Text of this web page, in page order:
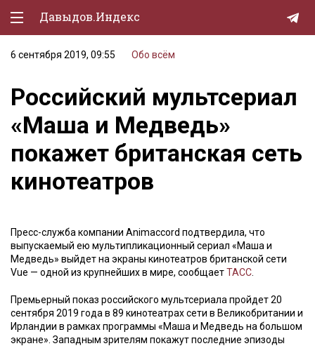
Давыдов.Индекс
Политическая жизнь
Экономика
Природа
Образование
Спорт
Lifestyle
Мурзилка
6 сентября 2019, 09:55 Обо всём
Российский мультсериал
«Маша и Медведь»
покажет британская сеть
кинотеатров
Пресс-служба компании Animaccord подтвердила, что
выпускаемый ею мультипликационный сериал «Маша и
Медведь» выйдет на экраны кинотеатров британской сети
Vue — одной из крупнейших в мире, сообщаетТАСС
Премьерный показ российского мультсериала пройдет 20
сентября 2019 года в 89 кинотеатрах сети в Великобритании и
Ирландии в рамках программы «Маша и Медведь на большом
экране». Западным зрителям покажут последние эпизоды